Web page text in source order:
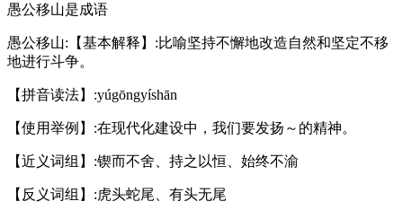
愚公移山是成语
愚公移山:【基本解释】:比喻坚持不懈地改造自然和坚定不移
地进行斗争。
【拼音读法】:yúgōngyíshān
【使用举例】:在现代化建设中，我们要发扬～的精神。
【近义词组】:锲而不舍、持之以恒、始终不渝
【反义词组】:虎头蛇尾、有头无尾